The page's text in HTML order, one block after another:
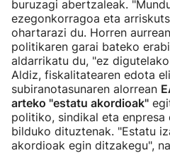
buruzagi abertzaleak.
ezegonkorragoa eta
ohartarazi du. Horren
politikaren garai bateko
aldarrikatu du, "ez
Aldiz, fiskalitatearen edota
subiranotasunaren alorrean
arteko "estatu akordioak"
politiko, sindikal eta
bilduko dituztenak. "Estatu
akordioak egin ditzakegu",